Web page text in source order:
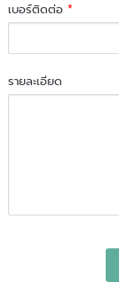
เบอร์ติดต่อ*
รายละเอียด